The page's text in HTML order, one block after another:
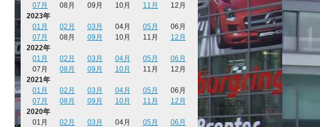
07月
08月 09月 10月 11月
12月
2023年
01月
02月 03月 04月 05月
06月
07月
08月 09月 10月 11月
12月
2022年
01月
02月 03月 04月 05月
06月
07月
08月 09月 10月 11月
12月
2021年
01月
02月 03月 04月 05月
06月
07月
08月 09月 10月 11月
12月
2020年
01月
02月 03月 04月 05月
06月